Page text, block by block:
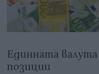
Единната
позиции